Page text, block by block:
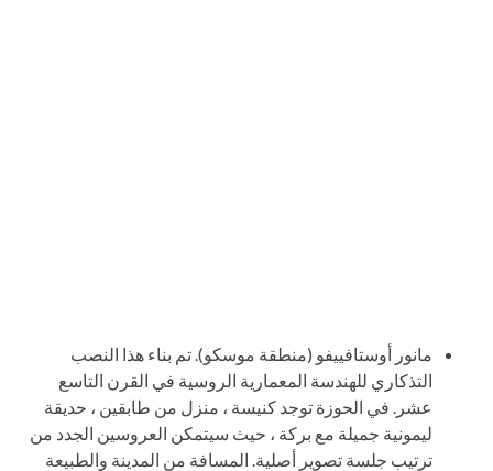
مانور أوستافييفو (منطقة موسكو). تم بناء هذا النصب
التذكاري للهندسة المعمارية الروسية في القرن التاسع
عشر. في الحوزة توجد كنيسة ، منزل من طابقين ، حديقة
ليمونية جميلة مع بركة ، حيث سيتمكن العروسين الجدد من
ترتيب جلسة تصوير أصلية. المسافة من المدينة والطبيعة